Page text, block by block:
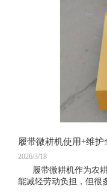
履带微耕机使用+维护
2026/3/18
履带微耕机作为农耕
能减轻劳动负担，但很